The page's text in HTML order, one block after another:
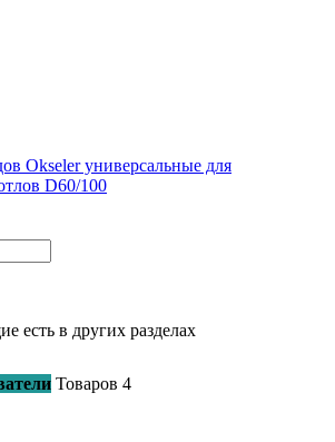
Okseler универсальные для
D60/100
есть в других разделах
Товаров 4